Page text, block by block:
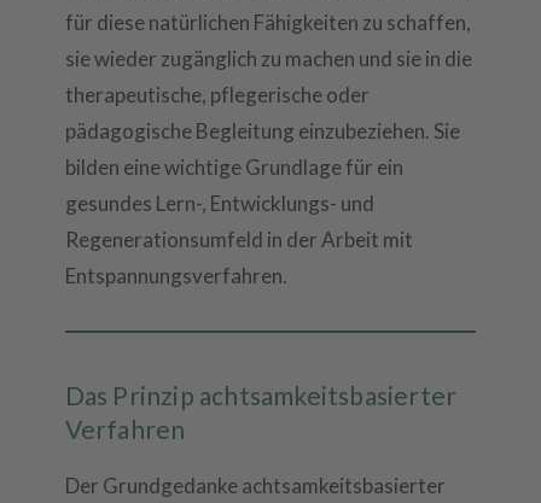
für diese natürlichen Fähigkeiten zu schaffen,
sie wieder zugänglich zu machen und sie in die
therapeutische, pflegerische oder
pädagogische Begleitung einzubeziehen. Sie
bilden eine wichtige Grundlage für ein
gesundes Lern-, Entwicklungs- und
Regenerationsumfeld in der Arbeit mit
Entspannungsverfahren.
Das Prinzip achtsamkeitsbasierter
Verfahren
Der Grundgedanke achtsamkeitsbasierter